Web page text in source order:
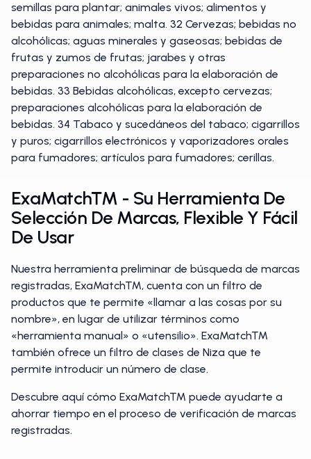
semillas para plantar; animales vivos; alimentos y
bebidas para animales; malta. 32 Cervezas; bebidas no
alcohólicas; aguas minerales y gaseosas; bebidas de
frutas y zumos de frutas; jarabes y otras
preparaciones no alcohólicas para la elaboración de
bebidas. 33 Bebidas alcohólicas, excepto cervezas;
preparaciones alcohólicas para la elaboración de
bebidas. 34 Tabaco y sucedáneos del tabaco; cigarrillos
y puros; cigarrillos electrónicos y vaporizadores orales
para fumadores; artículos para fumadores; cerillas.
ExaMatch™ - Su Herramienta De
Selección De Marcas, Flexible Y Fácil
De Usar
Nuestra herramienta preliminar de búsqueda de marcas
registradas, ExaMatch™, cuenta con un filtro de
productos que te permite «llamar a las cosas por su
nombre», en lugar de utilizar términos como
«herramienta manual» o «utensilio». ExaMatch™
también ofrece un filtro de clases de Niza que te
permite introducir un número de clase.
Descubre aquí cómo ExaMatch™ puede ayudarte a
ahorrar tiempo en el proceso de verificación de marcas
registradas.